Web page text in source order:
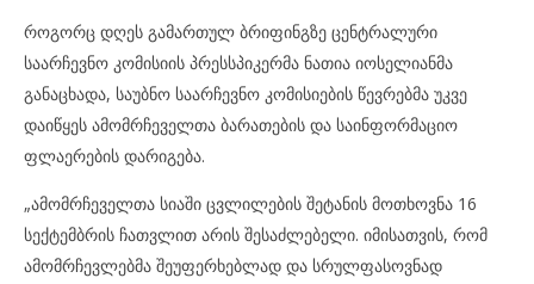
როგორც დღეს გამართულ ბრიფინგზე ცენტრალური
საარჩევნო კომისიის პრესსპიკერმა ნათია იოსელიანმა
განაცხადა, საუბნო საარჩევნო კომისიების წევრებმა უკვე
დაიწყეს ამომრჩეველთა ბარათების და საინფორმაციო
ფლაერების დარიგება.
„ამომრჩეველთა სიაში ცვლილების შეტანის მოთხოვნა 16
სექტემბრის ჩათვლით არის შესაძლებელი. იმისათვის, რომ
ამომრჩევლებმა შეუფერხებლად და სრულფასოვნად